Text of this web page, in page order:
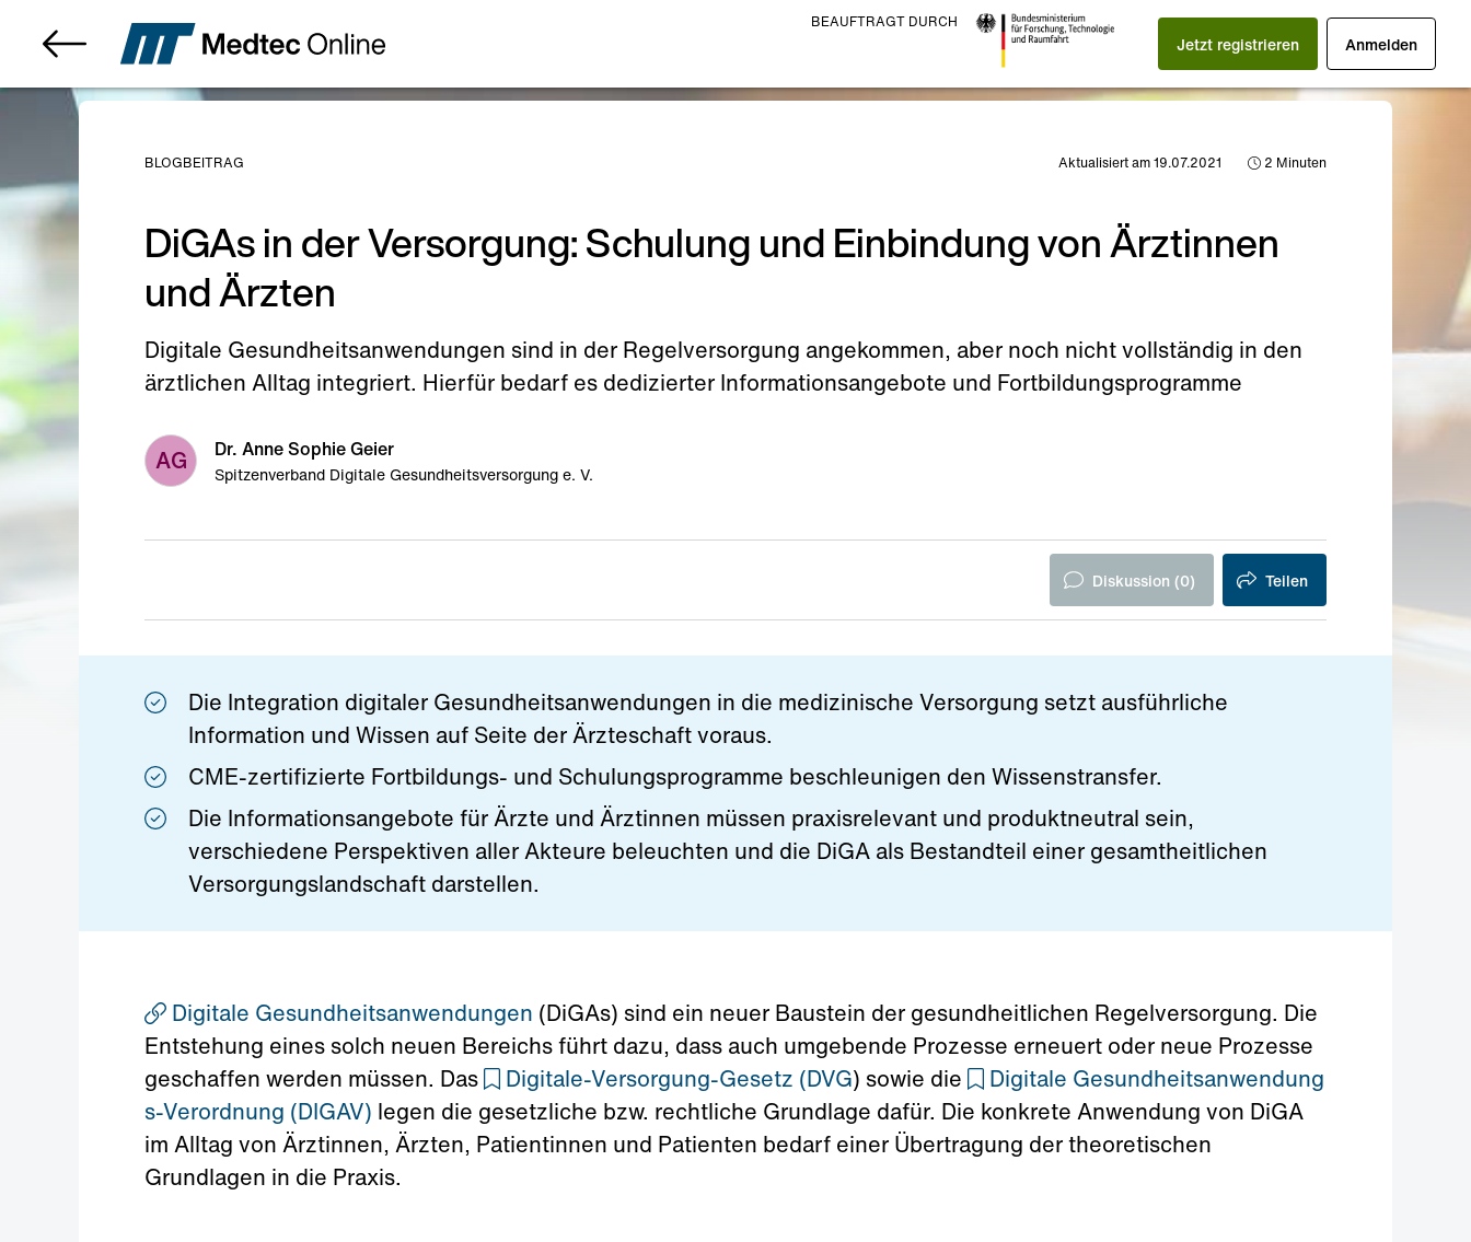
BEAUFTRAGT DURCH
Jetzt registrieren Anmelden
BLOGBEITRAG Aktualisiert am 19.07.2021 2 Minuten
DiGAs in der Versorgung: Schulung und Einbindung von Ärztinnen
und Ärzten
Digitale Gesundheitsanwendungen sind in der Regelversorgung angekommen, aber noch nicht vollständig in den
ärztlichen Alltag integriert. Hierfür bedarf es dedizierter Informationsangebote und Fortbildungsprogramme
AG Dr. Anne Sophie Geier
Spitzenverband Digitale Gesundheitsversorgung e. V.
Diskussion (0) Teilen
Die Integration digitaler Gesundheitsanwendungen in die medizinische Versorgung setzt ausführliche
Information und Wissen auf Seite der Ärzteschaft voraus.
CME-zertifizierte Fortbildungs- und Schulungsprogramme beschleunigen den Wissenstransfer.
Die Informationsangebote für Ärzte und Ärztinnen müssen praxisrelevant und produktneutral sein,
verschiedene Perspektiven aller Akteure beleuchten und die DiGA als Bestandteil einer gesamtheitlichen
Versorgungslandschaft darstellen.
Digitale Gesundheitsanwendungen (DiGAs) sind ein neuer Baustein der gesundheitlichen Regelversorgung. Die
Entstehung eines solch neuen Bereichs führt dazu, dass auch umgebende Prozesse erneuert oder neue Prozesse
geschaffen werden müssen. Das
Digitale-Versorgung-Gesetz (DVG) sowie die
Digitale Gesundheitsanwendung
s-Verordnung (DIGAV) legen die gesetzliche bzw. rechtliche Grundlage dafür. Die konkrete Anwendung von DiGA
im Alltag von Ärztinnen, Ärzten, Patientinnen und Patienten bedarf einer Übertragung der theoretischen
Grundlagen in die Praxis.